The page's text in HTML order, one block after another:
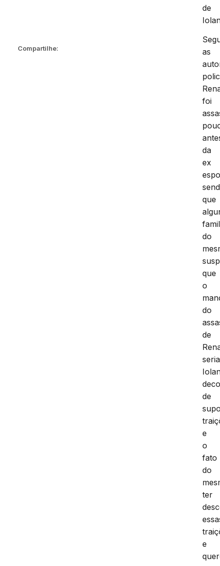
Compartilhe:
de
as
foi
da
ex
que
do
que
o
do
de
seria
de
e
o
fato
do
ter
e